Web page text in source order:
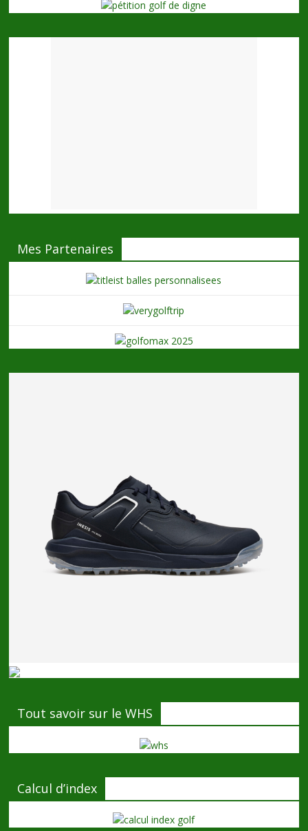
Mes Partenaires
Tout savoir sur le WHS
Calcul d’index